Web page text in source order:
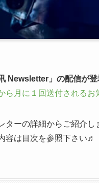
Newsletter」の配信が登
月に１回送付されるお
ーの詳細からご紹介し
容は目次を参照下さい♬